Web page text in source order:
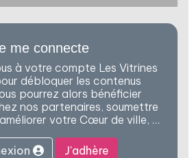
me connecte
à votre compte Les Vitrines
débloquer les contenus
pourrez alors bénéficier
nos partenaires, soumettre
votre Cœur de ville, …
J'adhère